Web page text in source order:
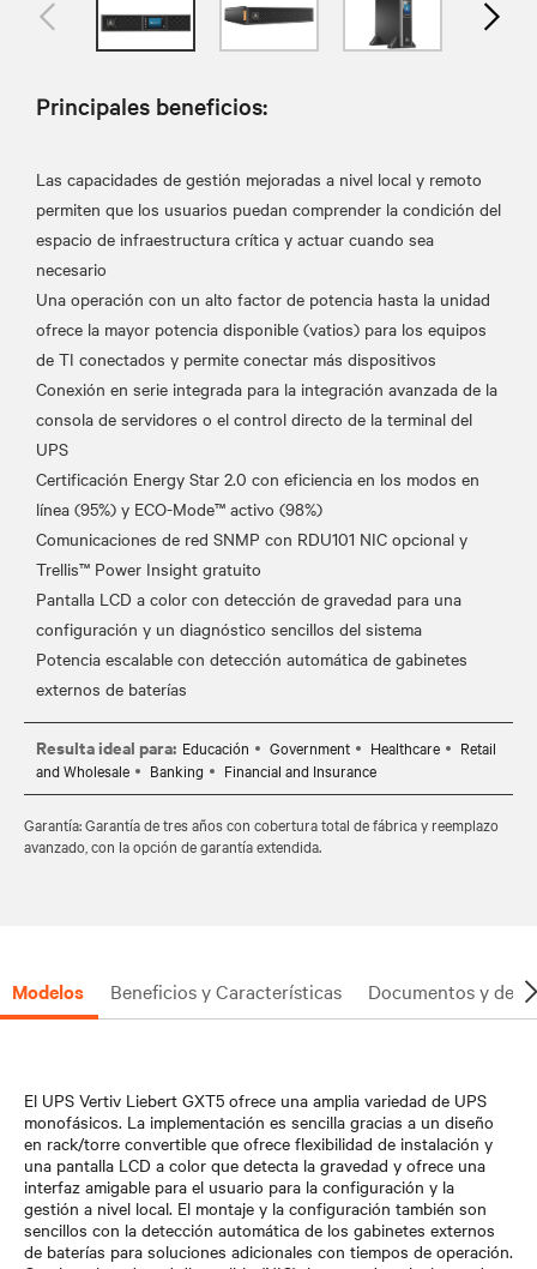
Principales beneficios:
Las capacidades de gestión mejoradas a nivel local y remoto
permiten que los usuarios puedan comprender la condición del
espacio de infraestructura crítica y actuar cuando sea
necesario
Una operación con un alto factor de potencia hasta la unidad
ofrece la mayor potencia disponible (vatios) para los equipos
de TI conectados y permite conectar más dispositivos
Conexión en serie integrada para la integración avanzada de la
consola de servidores o el control directo de la terminal del
UPS
Certificación Energy Star 2.0 con eficiencia en los modos en
línea (95%) y ECO-Mode™ activo (98%)
Comunicaciones de red SNMP con RDU101 NIC opcional y
Trellis™ Power Insight gratuito
Pantalla LCD a color con detección de gravedad para una
configuración y un diagnóstico sencillos del sistema
Potencia escalable con detección automática de gabinetes
Resulta ideal para: Educación Government Healthcare
Retail
and Wholesale
Banking Financial and Insurance
Garantía: Garantía de tres años con cobertura total de fábrica y reemplazo
avanzado, con la opción de garantía extendida.
Modelos Beneficios y Características Documentos y
El UPS Vertiv Liebert GXT5 ofrece una amplia variedad de UPS
monofásicos. La implementación es sencilla gracias a un diseño
en rack/torre convertible que ofrece flexibilidad de instalación y
una pantalla LCD a color que detecta la gravedad y ofrece una
interfaz amigable para el usuario para la configuración y la
gestión a nivel local. El montaje y la configuración también son
sencillos con la detección automática de los gabinetes externos
de baterías para soluciones adicionales con tiempos de operación.